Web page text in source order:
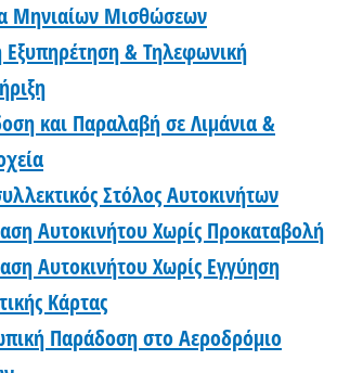
Μηνιαίων Μισθώσεων
& Τηλεφωνική
και Παραλαβή σε Λιμάνια &
Στόλος Αυτοκινήτων
Αυτοκινήτου Χωρίς Προκαταβολή
Αυτοκινήτου Χωρίς Εγγύηση
Κάρτας
Παράδοση στο Αεροδρόμιο